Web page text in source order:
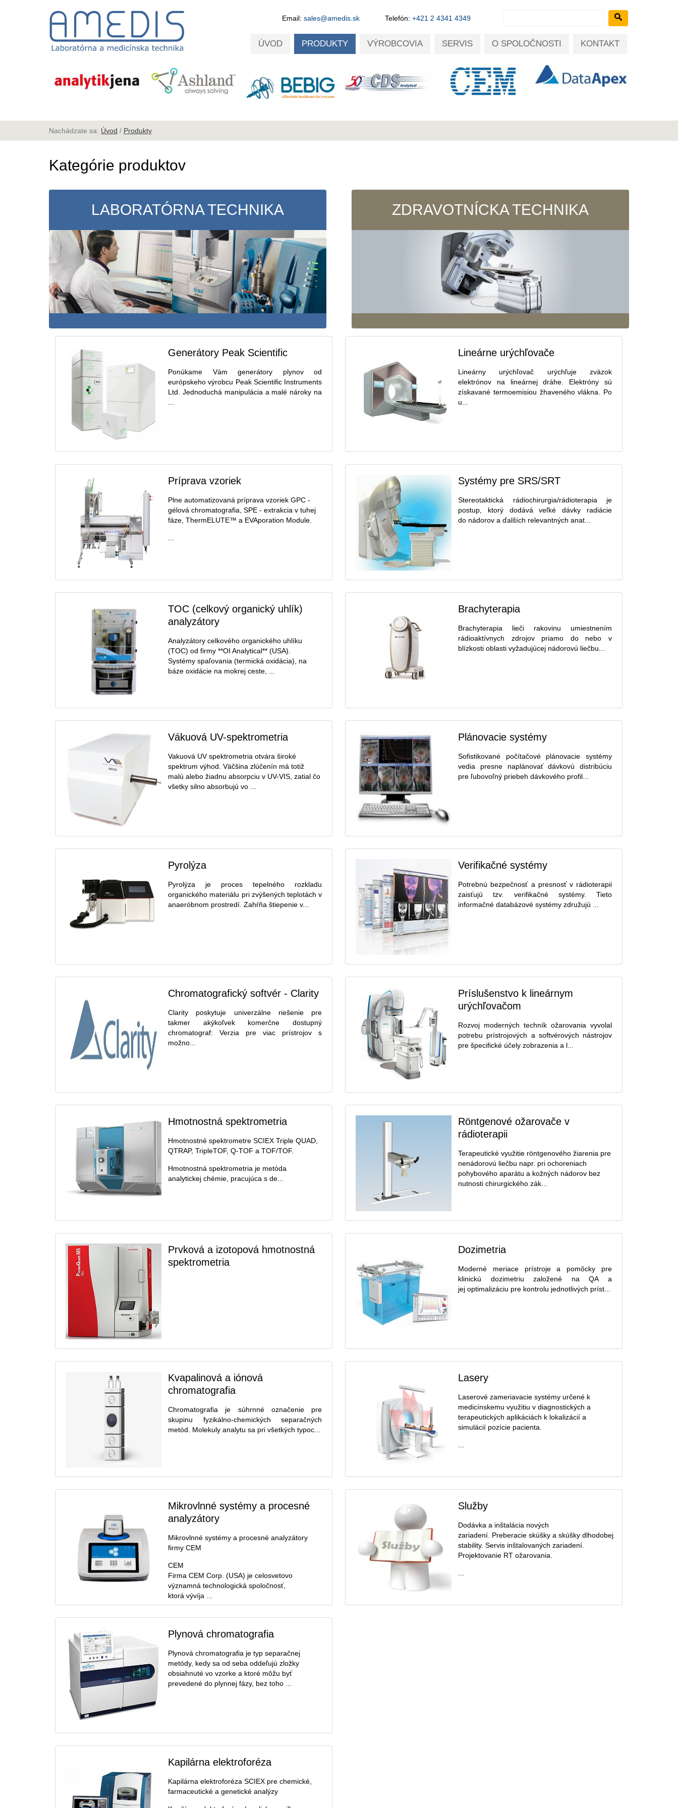
Email: sales@amedis.sk Telefón: +421 2 4341 4349
ÚVOD PRODUKTY VÝROBCOVIA SERVIS O SPOLOČNOSTI KONTAKT
Nachádzate sa: Úvod / Produkty
Kategórie produktov
LABORATÓRNA TECHNIKA
Generátory Peak Scientific
Ponúkame Vám generátory plynov od
európskeho výrobcu Peak Scientific Instruments
Ltd. Jednoduchá manipulácia a malé nároky na
Príprava vzoriek
Plne automatizovaná príprava vzoriek GPC -
gélová chromatografia, SPE - extrakcia v tuhej
fáze, ThermELUTE™ a EVAporation Module.
TOC (celkový organický uhlík)
analyzátory
Analyzátory celkového organického uhlíku
(TOC) od firmy **OI Analytical** (USA).
Systémy spaľovania (termická oxidácia), na
báze oxidácie na mokrej ceste, ...
Vákuová UV-spektrometria
Vakuová UV spektrometria otvára široké
spektrum výhod. Väčšina zlúčenín má totiž
malú alebo žiadnu absorpciu v UV-VIS, zatial čo
všetky silno absorbujú vo ...
Pyrolýza
Pyrolýza je proces tepelného rozkladu
organického materiálu pri zvýšených teplotách v
anaeróbnom prostredí. Zahŕňa štiepenie v...
Chromatografický softvér - Clarity
Clarity poskytuje univerzálne riešenie pre
takmer akýkoľvek komerčne dostupný
chromatograf: Verzia pre viac prístrojov s
možno...
Hmotnostná spektrometria
Hmotnostné spektrometre SCIEX Triple QUAD,
QTRAP, TripleTOF, Q-TOF a TOF/TOF.
Hmotnostná spektrometria je metóda
analytickej chémie, pracujúca s de...
Prvková a izotopová hmotnostná
spektrometria
Kvapalinová a iónová
chromatografia
Chromatografia je súhrnné označenie pre
skupinu fyzikálno-chemických separačných
metód. Molekuly analytu sa pri všetkých typoc...
Mikrovlnné systémy a procesné
analyzátory
Mikrovlnné systémy a procesné analyzátory
firmy CEM
CEM
Firma CEM Corp. (USA) je celosvetovo
významná technologická spoločnosť,
ktorá vývíja ...
Plynová chromatografia
Plynová chromatografia je typ separačnej
metódy, kedy sa od seba oddeľujú zložky
obsiahnuté vo vzorke a ktoré môžu byť
prevedené do plynnej fázy, bez toho ...
Kapilárna elektroforéza
Kapilárna elektroforéza SCIEX pre chemické,
farmaceutické a genetické analýzy
ZDRAVOTNÍCKA TECHNIKA
Lineárne urýchľovače
Lineárny urýchľovač urýchľuje zväzok
elektrónov na lineárnej dráhe. Elektróny sú
získavané termoemisiou žhaveného vlákna. Po
u...
Systémy pre SRS/SRT
Stereotaktická rádiochirurgia/rádioterapia je
postup, ktorý dodává veľké dávky radiácie
do nádorov a ďalších relevantných anat...
Brachyterapia
Brachyterapia lieči rakovinu umiestnením
rádioaktívnych zdrojov priamo do nebo v
blízkosti oblasti vyžadujúcej nádorovú liečbu...
Plánovacie systémy
Sofistikované počítačové plánovacie systémy
vedia presne naplánovať dávkovú distribúciu
pre ľubovoľný priebeh dávkového profil...
Verifikačné systémy
Potrebnú bezpečnosť a presnosť v rádioterapii
zaisťujú tzv. verifikačné systémy. Tieto
informačné databázové systémy združujú ...
Príslušenstvo k lineárnym
urýchľovačom
Rozvoj moderných techník ožarovania vyvolal
potrebu prístrojových a softvérových nástrojov
pre špecifické účely zobrazenia a l...
Röntgenové ožarovače v
rádioterapii
Terapeutické využitie röntgenového žiarenia pre
nenádorovú liečbu napr. pri ochoreniach
pohybového aparátu a kožných nádorov bez
nutnosti chirurgického zák...
Dozimetria
Moderné meriace prístroje a pomôcky pre
klinickú dozimetriu založené na QA a
jej optimalizáciu pre kontrolu jednotlivých príst...
Lasery
Laserové zameriavacie systémy určené k
medicínskemu využitiu v diagnostických a
terapeutických aplikáciách k lokalizácií a
simulácií pozície pacienta.
Služby
Dodávka a inštalácia nových
zariadení. Preberacie skúšky a skúšky dlhodobej
stability. Servis inštalovaných zariadení.
Projektovanie RT ožarovania.